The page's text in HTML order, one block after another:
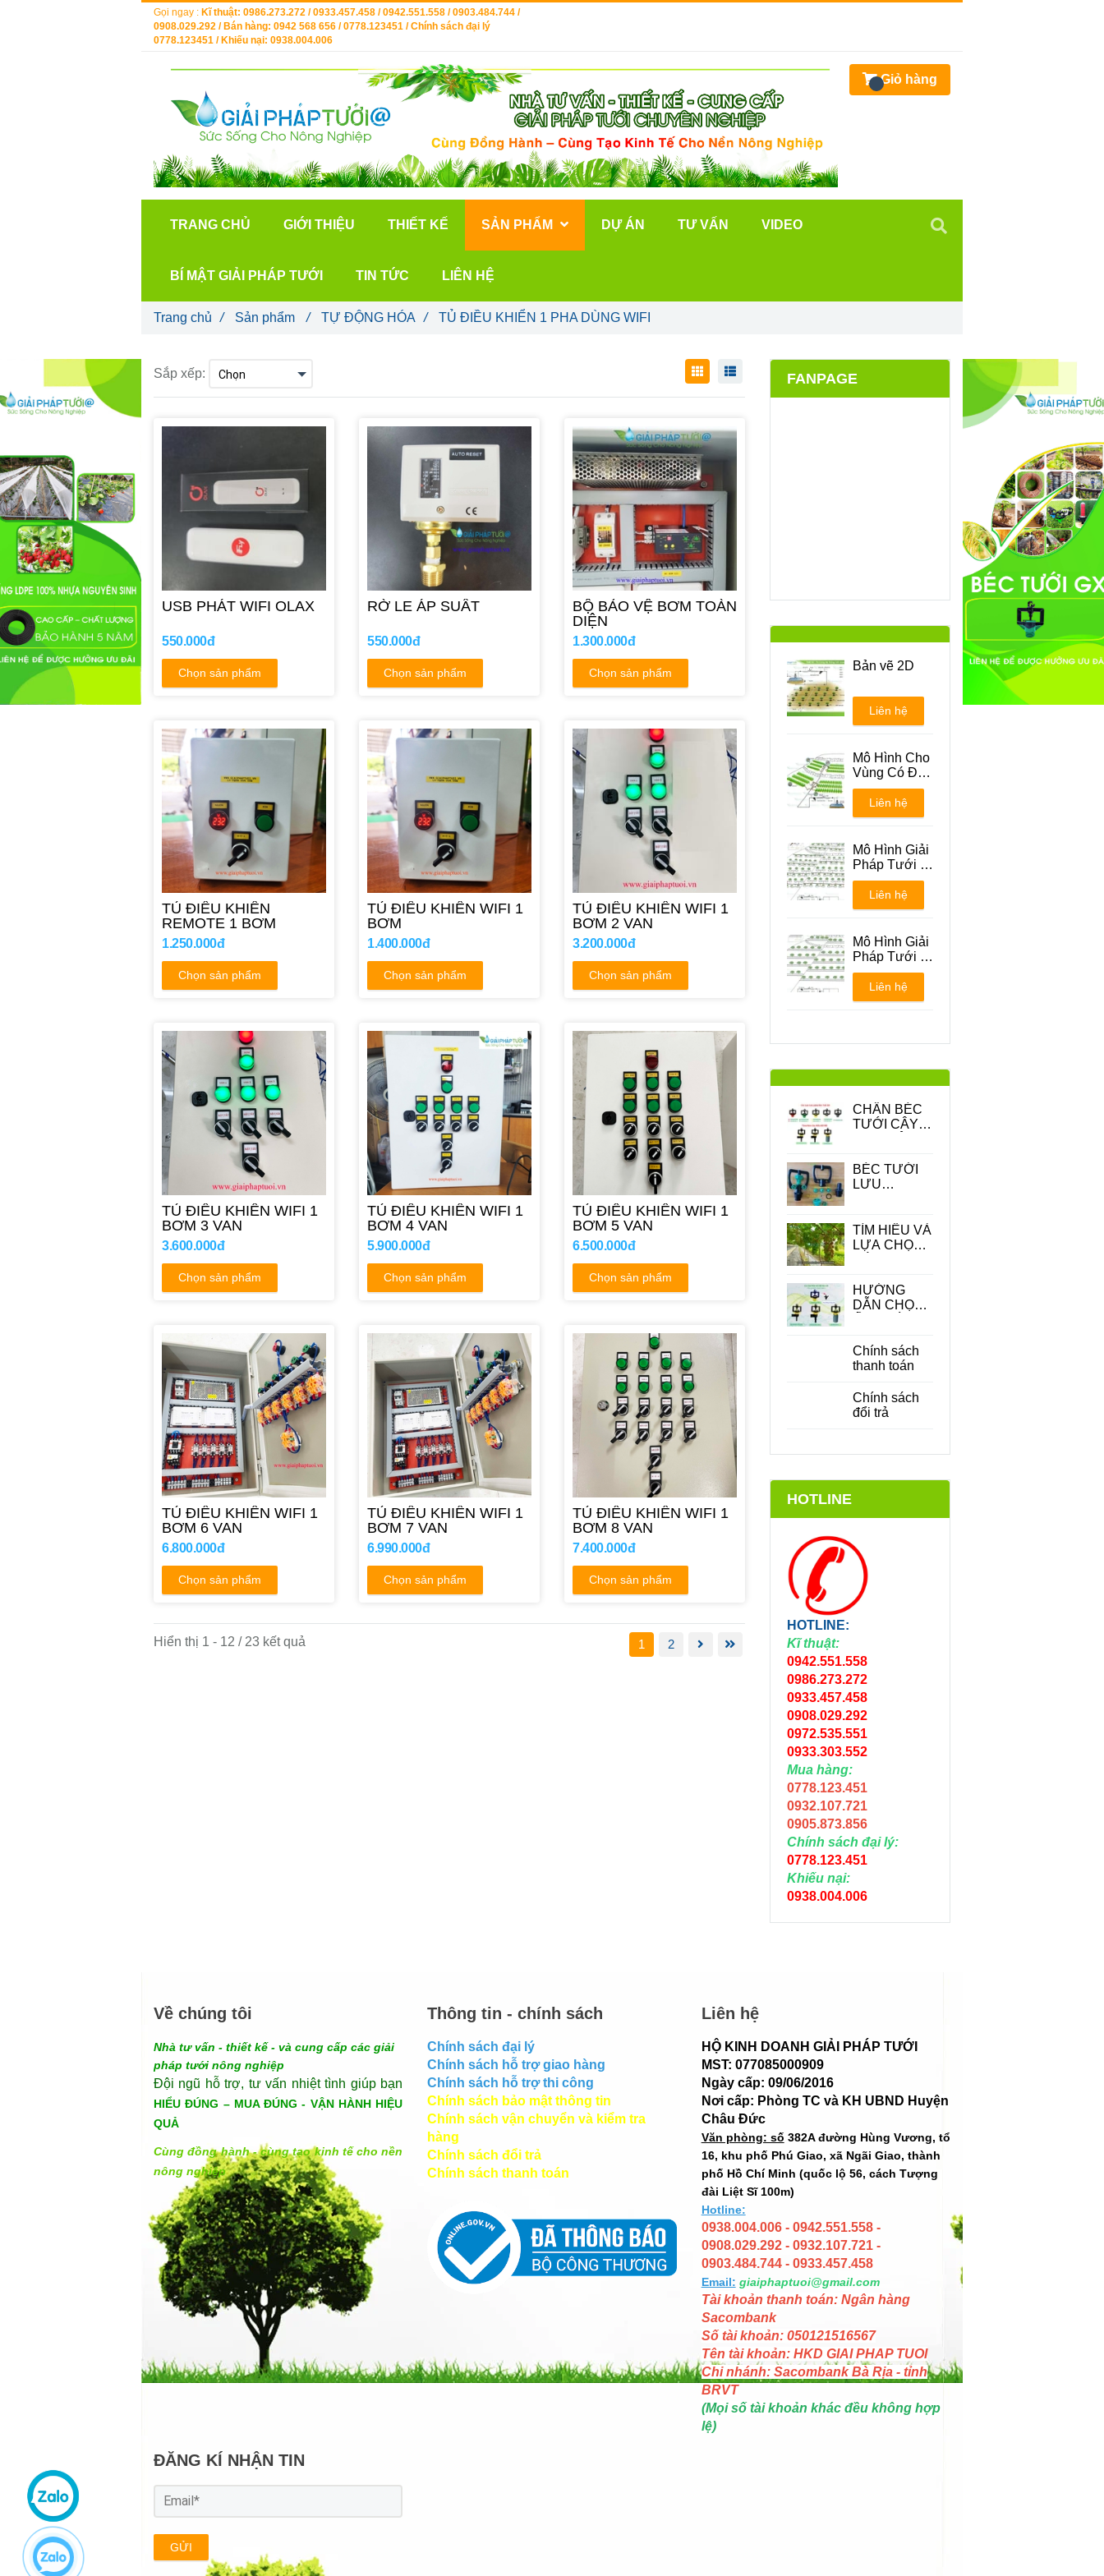
Về chúng tôi
Nhà tư vấn - thiết kế - và cung cấp các giải
pháp tưới nông nghiệp
Đội ngũ hỗ trợ, tư vấn nhiệt tình giúp bạn
HIỂU ĐÚNG – MUA ĐÚNG - VẬN HÀNH HIỆU
QUẢ
Cùng đồng hành - cùng tạo kinh tế cho nền
nông nghiệp
Thông tin - chính sách
Chính sách đại lý
Chính sách hỗ trợ giao hàng
Chính sách hỗ trợ thi công
Chính sách bảo mật thông tin
Chính sách vận chuyển và kiểm tra
hàng
Chính sách đổi trả
Chính sách thanh toán
Liên hệ
HỘ KINH DOANH GIẢI PHÁP TƯỚI
MST: 077085000909
Ngày cấp: 09/06/2016
Nơi cấp: Phòng TC và KH UBND Huyện
Châu Đức
Văn phòng: số 382A đường Hùng Vương, tổ
16, khu phố Phú Giao, xã Ngãi Giao, thành
phố Hồ Chí Minh (quốc lộ 56, cách Tượng
đài Liệt Sĩ 100m)
Hotline:
0938.004.006 - 0942.551.558 -
0908.029.292 - 0932.107.721 -
0903.484.744 - 0933.457.458
Email: giaiphaptuoi@gmail.com
Tài khoản thanh toán: Ngân hàng
Sacombank
Số tài khoản: 050121516567
Tên tài khoản: HKD GIAI PHAP TUOI
Chi nhánh: Sacombank Bà Rịa - tỉnh
BRVT
(Mọi số tài khoản khác đều không hợp
lệ)
ĐĂNG KÍ NHẬN TIN
GỬI
Sắp xếp:
USB PHÁT WIFI OLAX
550.000đ
Chọn sản phẩm
RỜ LE ÁP SUẤT
550.000đ
Chọn sản phẩm
BỘ BẢO VỆ BƠM TOÀN
DIỆN
1.300.000đ
Chọn sản phẩm
TỦ ĐIỀU KHIỂN
REMOTE 1 BƠM
1.250.000đ
Chọn sản phẩm
TỦ ĐIỀU KHIỂN WIFI 1
BƠM
1.400.000đ
Chọn sản phẩm
TỦ ĐIỀU KHIỂN WIFI 1
BƠM 2 VAN
3.200.000đ
Chọn sản phẩm
TỦ ĐIỀU KHIỂN WIFI 1
BƠM 3 VAN
3.600.000đ
Chọn sản phẩm
TỦ ĐIỀU KHIỂN WIFI 1
BƠM 4 VAN
5.900.000đ
Chọn sản phẩm
TỦ ĐIỀU KHIỂN WIFI 1
BƠM 5 VAN
6.500.000đ
Chọn sản phẩm
TỦ ĐIỀU KHIỂN WIFI 1
BƠM 6 VAN
6.800.000đ
Chọn sản phẩm
TỦ ĐIỀU KHIỂN WIFI 1
BƠM 7 VAN
6.990.000đ
Chọn sản phẩm
TỦ ĐIỀU KHIỂN WIFI 1
BƠM 8 VAN
7.400.000đ
Chọn sản phẩm
Hiển thị 1 - 12 / 23 kết quả 1 2
FANPAGE
Bản vẽ 2D
Liên hệ
Mô Hình Cho
Vùng Có Địa
Hình Đồi Núi
Liên hệ
Mô Hình Giải
Pháp Tưới -
Phương án 1
Liên hệ
Mô Hình Giải
Pháp Tưới -
Phương án 2
Liên hệ
CHÂN BÉC
TƯỚI CÂY -
TRONG
TRONG HỆ
BÉC TƯỚI
LƯU
TÌM HIỂU VÀ
LỰA CHỌN
CÂY ĂN
QUẢ PHÙ
HƯỚNG
DẪN CHỌN
TƯỚI CÂY
PHÙ HỢP
KIỆM CHI
PHÍ
Chính sách
thanh toán
Chính sách
đổi trả
HOTLINE
HOTLINE:
Kĩ thuật:
0942.551.558
0986.273.272
0933.457.458
0908.029.292
0972.535.551
0933.303.552
Mua hàng:
0778.123.451
0932.107.721
0905.873.856
Chính sách đại lý:
0778.123.451
Khiếu nại:
0938.004.006
Trang chủ / Sản phẩm / TỰ ĐỘNG HÓA / TỦ ĐIỀU KHIỂN 1 PHA DÙNG WIFI
Gọi ngay : Kĩ thuật: 0986.273.272 / 0933.457.458 / 0942.551.558 / 0903.484.744 /
0908.029.292 / Bán hàng: 0942 568 656 / 0778.123451 / Chính sách đại lý
0778.123451 / Khiếu nại: 0938.004.006
Giỏ hàng
TRANG CHỦ GIỚI THIỆU THIẾT KẾ SẢN PHẨM DỰ ÁN TƯ VẤN VIDEO
BÍ MẬT GIẢI PHÁP TƯỚI TIN TỨC LIÊN HỆ